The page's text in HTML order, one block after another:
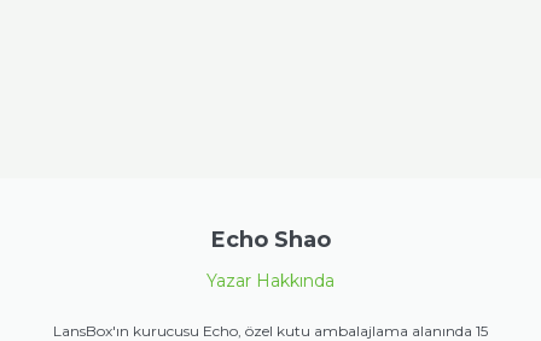
Echo Shao
Yazar Hakkında
LansBox'ın kurucusu Echo, özel kutu ambalajlama alanında 15